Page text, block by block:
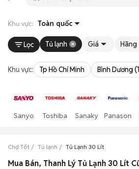
Khu vực: Toàn quốc
Lọc Tủ lạnh Giá Hãng
Khu vực: Tp Hồ Chí Minh Bình Dương
Sanyo Toshiba Sanaky Panasonic
Chợ Tốt Tủ lạnh Tủ Lạnh 30 Lít